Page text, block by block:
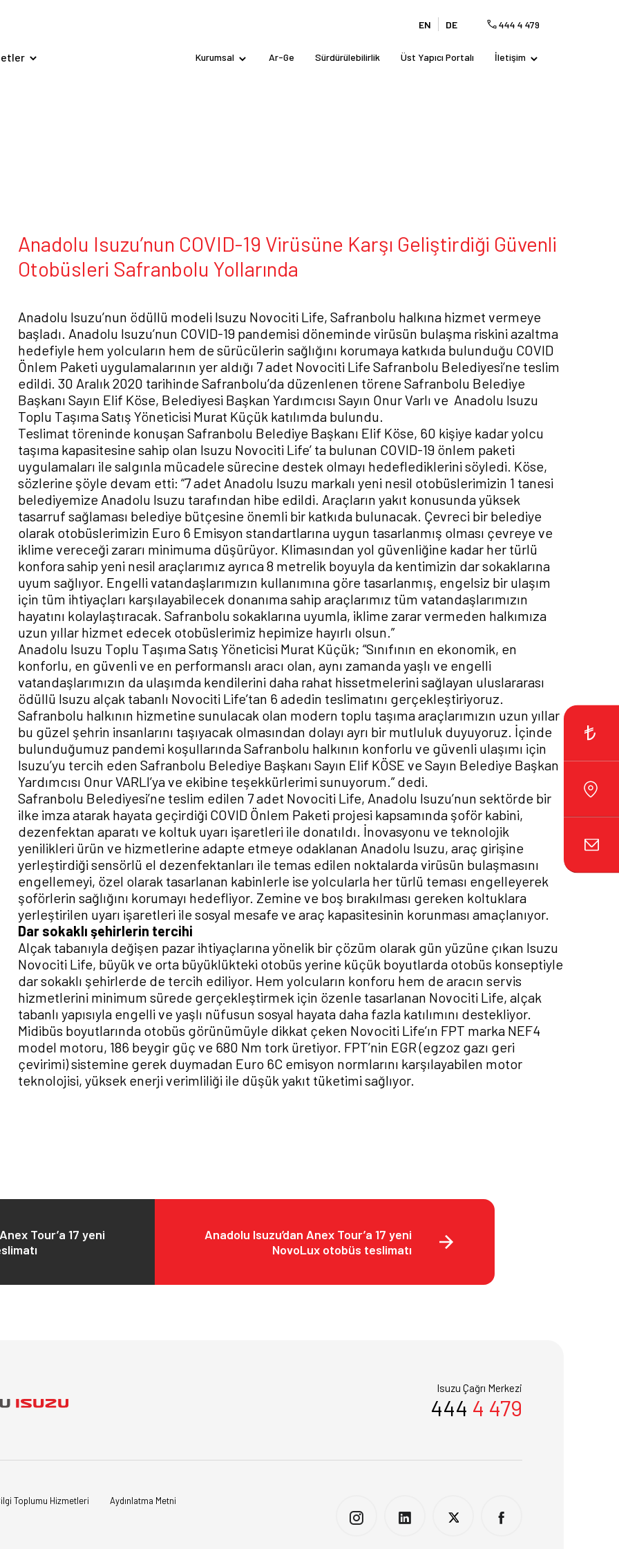
EN DE 444 4 479
Kurumsal Ar-Ge Sürdürülebilirlik Üst Yapıcı Portalı İletişim
Anadolu Isuzu’nun COVID-19 Virüsüne Karşı Geliştirdiği Güvenli
Otobüsleri Safranbolu Yollarında
Anadolu Isuzu’nun ödüllü modeli Isuzu Novociti Life, Safranbolu halkına hizmet vermeye
başladı. Anadolu Isuzu’nun COVID-19 pandemisi döneminde virüsün bulaşma riskini azaltma
hedefiyle hem yolcuların hem de sürücülerin sağlığını korumaya katkıda bulunduğu COVID
Önlem Paketi uygulamalarının yer aldığı 7 adet Novociti Life Safranbolu Belediyesi’ne teslim
edildi. 30 Aralık 2020 tarihinde Safranbolu’da düzenlenen törene Safranbolu Belediye
Başkanı Sayın Elif Köse, Belediyesi Başkan Yardımcısı Sayın Onur Varlı ve Anadolu Isuzu
Toplu Taşıma Satış Yöneticisi Murat Küçük katılımda bulundu.
Teslimat töreninde konuşan Safranbolu Belediye Başkanı Elif Köse, 60 kişiye kadar yolcu
taşıma kapasitesine sahip olan Isuzu Novociti Life’ ta bulunan COVID-19 önlem paketi
uygulamaları ile salgınla mücadele sürecine destek olmayı hedeflediklerini söyledi. Köse,
sözlerine şöyle devam etti: “7 adet Anadolu Isuzu markalı yeni nesil otobüslerimizin 1 tanesi
belediyemize Anadolu Isuzu tarafından hibe edildi. Araçların yakıt konusunda yüksek
tasarruf sağlaması belediye bütçesine önemli bir katkıda bulunacak. Çevreci bir belediye
olarak otobüslerimizin Euro 6 Emisyon standartlarına uygun tasarlanmış olması çevreye ve
iklime vereceği zararı minimuma düşürüyor. Klimasından yol güvenliğine kadar her türlü
konfora sahip yeni nesil araçlarımız ayrıca 8 metrelik boyuyla da kentimizin dar sokaklarına
uyum sağlıyor. Engelli vatandaşlarımızın kullanımına göre tasarlanmış, engelsiz bir ulaşım
için tüm ihtiyaçları karşılayabilecek donanıma sahip araçlarımız tüm vatandaşlarımızın
hayatını kolaylaştıracak. Safranbolu sokaklarına uyumla, iklime zarar vermeden halkımıza
uzun yıllar hizmet edecek otobüslerimiz hepimize hayırlı olsun.”
Anadolu Isuzu Toplu Taşıma Satış Yöneticisi Murat Küçük; “Sınıfının en ekonomik, en
konforlu, en güvenli ve en performanslı aracı olan, aynı zamanda yaşlı ve engelli
vatandaşlarımızın da ulaşımda kendilerini daha rahat hissetmelerini sağlayan uluslararası
ödüllü Isuzu alçak tabanlı Novociti Life’tan 6 adedin teslimatını gerçekleştiriyoruz.
Safranbolu halkının hizmetine sunulacak olan modern toplu taşıma araçlarımızın uzun yıllar
bu güzel şehrin insanlarını taşıyacak olmasından dolayı ayrı bir mutluluk duyuyoruz. İçinde
bulunduğumuz pandemi koşullarında Safranbolu halkının konforlu ve güvenli ulaşımı için
Isuzu’yu tercih eden Safranbolu Belediye Başkanı Sayın Elif KÖSE ve Sayın Belediye Başkan
Yardımcısı Onur VARLI’ya ve ekibine teşekkürlerimi sunuyorum.” dedi.
Safranbolu Belediyesi’ne teslim edilen 7 adet Novociti Life, Anadolu Isuzu’nun sektörde bir
ilke imza atarak hayata geçirdiği COVID Önlem Paketi projesi kapsamında şoför kabini,
dezenfektan aparatı ve koltuk uyarı işaretleri ile donatıldı. İnovasyonu ve teknolojik
yenilikleri ürün ve hizmetlerine adapte etmeye odaklanan Anadolu Isuzu, araç girişine
yerleştirdiği sensörlü el dezenfektanları ile temas edilen noktalarda virüsün bulaşmasını
engellemeyi, özel olarak tasarlanan kabinlerle ise yolcularla her türlü teması engelleyerek
şoförlerin sağlığını korumayı hedefliyor. Zemine ve boş bırakılması gereken koltuklara
yerleştirilen uyarı işaretleri ile sosyal mesafe ve araç kapasitesinin korunması amaçlanıyor.
Dar sokaklı şehirlerin tercihi
Alçak tabanıyla değişen pazar ihtiyaçlarına yönelik bir çözüm olarak gün yüzüne çıkan Isuzu
Novociti Life, büyük ve orta büyüklükteki otobüs yerine küçük boyutlarda otobüs konseptiyle
dar sokaklı şehirlerde de tercih ediliyor. Hem yolcuların konforu hem de aracın servis
hizmetlerini minimum sürede gerçekleştirmek için özenle tasarlanan Novociti Life, alçak
tabanlı yapısıyla engelli ve yaşlı nüfusun sosyal hayata daha fazla katılımını destekliyor.
Midibüs boyutlarında otobüs görünümüyle dikkat çeken Novociti Life’ın FPT marka NEF4
model motoru, 186 beygir güç ve 680 Nm tork üretiyor. FPT’nin EGR (egzoz gazı geri
çevirimi) sistemine gerek duymadan Euro 6C emisyon normlarını karşılayabilen motor
teknolojisi, yüksek enerji verimliliği ile düşük yakıt tüketimi sağlıyor.
Tour’a 17 yeni
Anadolu Isuzu’dan Anex Tour’a 17 yeni
NovoLux otobüs teslimatı
Isuzu Çağrı Merkezi
444 4 479
Toplumu Hizmetleri
Aydınlatma Metni